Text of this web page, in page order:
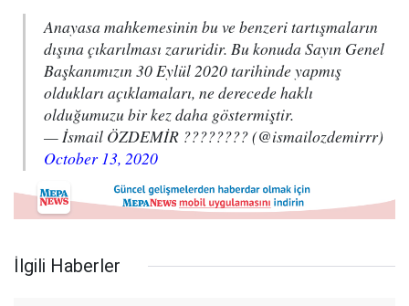
Anayasa mahkemesinin bu ve benzeri tartışmaların
dışına çıkarılması zaruridir. Bu konuda Sayın Genel
Başkanımızın 30 Eylül 2020 tarihinde yapmış
oldukları açıklamaları, ne derecede haklı
olduğumuzu bir kez daha göstermiştir.
— İsmail ÖZDEMİR ???????? (@ismailozdemirrr)
October 13, 2020
İlgili Haberler